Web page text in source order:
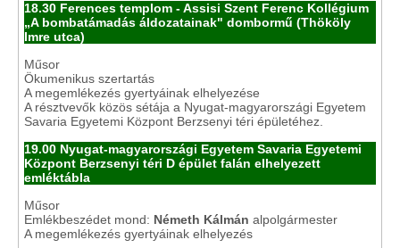
18.30 Ferences templom - Assisi Szent Ferenc Kollégium
„A bombatámadás áldozatainak" dombormű (Thököly
Imre utca)
Műsor
Ökumenikus szertartás
A megemlékezés gyertyáinak elhelyezése
A résztvevők közös sétája a Nyugat-magyarországi Egyetem
Savaria Egyetemi Központ Berzsenyi téri épületéhez.
19.00 Nyugat-magyarországi Egyetem Savaria Egyetemi
Központ Berzsenyi téri D épület falán elhelyezett
emléktábla
Műsor
Emlékbeszédet mond: Németh Kálmán alpolgármester
A megemlékezés gyertyáinak elhelyezés